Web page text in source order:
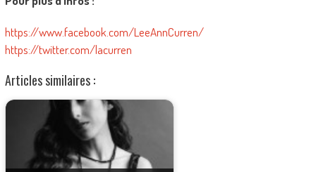
https://www.facebook.com/LeeAnnCurren/
https://twitter.com/lacurren
Articles similaires :